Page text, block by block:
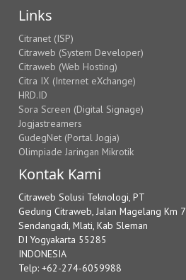
Links
Citranet (ISP)
Citraweb (System Developer)
Citraweb (Web Hosting)
Citra IX (Internet eXchange)
HRD.ID
Sora Screen (Digital Signage)
Jogjastreamers
GudegNet (Portal Jogja)
Olimpiade Jaringan Mikrotik
Kontak Kami
Citraweb Solusi Teknologi, PT
Gedung Citraweb, Jalan Magelang Km 7
Sendangadi, Mlati, Kab Sleman
DI Yogyakarta 55285
INDONESIA
Telp: +62-274-6059988